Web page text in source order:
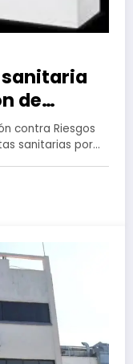
de
contra Riesgos
sanitarias por…